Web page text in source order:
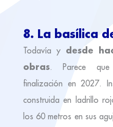
8. La basílica
Todavía y desde
obras. Parece
finalización en 2027.
construida en ladrillo
los 60 metros en sus